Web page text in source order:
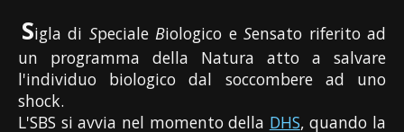
Sigla di Speciale Biologico eSensato riferito ad
un programma della Natura atto a salvare
l'individuo biologico dal soccombere ad uno
shock.
L'SBS si avvia nel momento della DHS, quando la